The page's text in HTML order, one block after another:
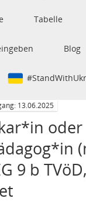
Tabelle
Blog
13.06.2025
oder
9 b TVöD,